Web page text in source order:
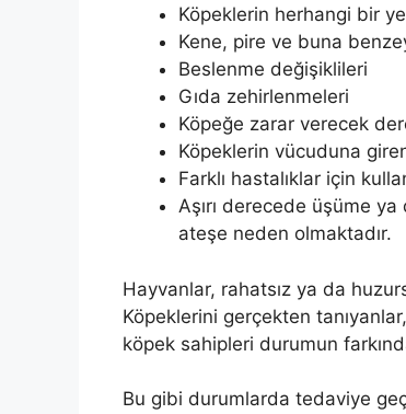
Köpeklerin herhangi bir
Kene, pire ve buna
Beslenme değişiklileri
Gıda zehirlenmeleri
Köpeğe zarar verecek
Köpeklerin vücuduna
Farklı hastalıklar için
Aşırı derecede üşüme
ateşe neden olmaktadır.
Hayvanlar, rahatsız ya da
Köpeklerini gerçekten
köpek sahipleri durumun
Bu gibi durumlarda tedaviye